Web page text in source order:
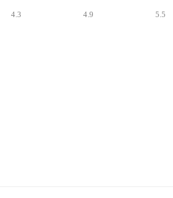
4.3 4.9 5.5